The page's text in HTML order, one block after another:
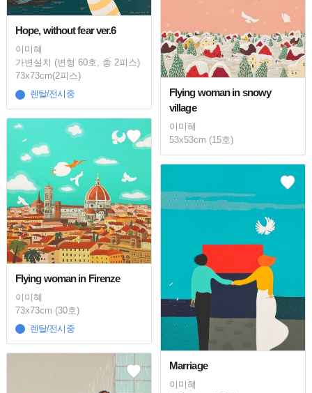
Flying woman in snowy
village
이미혜
53x53cm (15호)
Hope, without fear ver.6
이미혜
가변설치 (변형 60호, 총 2피스)
73x73cm(2피스)
렌탈/전시중
Flying woman in Firenze
이미혜
73x73cm (30호)
렌탈/전시중
Marriage
이미혜